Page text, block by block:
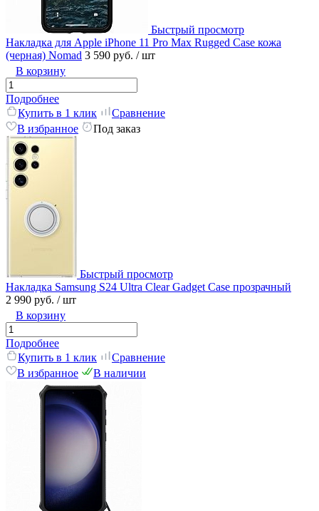
Быстрый просмотр
Накладка для Apple iPhone 11 Pro Max Rugged Case кожа
(черная) Nomad 3 590 руб. / шт
В корзину
Подробнее
Купить в 1 клик
Сравнение
В избранное
Под заказ
Быстрый просмотр
Накладка Samsung S24 Ultra Clear Gadget Case прозрачный
2 990 руб. / шт
В корзину
Подробнее
Купить в 1 клик
Сравнение
В избранное
В наличии